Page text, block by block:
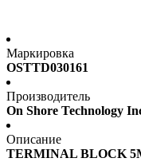
Маркировка
OSTTD030161
Производитель
On Shore Technology
Описание
TERMINAL BLOCK